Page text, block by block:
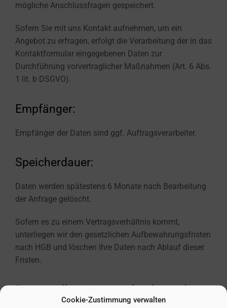
Cookie-Zustimmung verwalten
mögliche Anschlussfragen gespeichert.
Sofern Sie mit uns Kontakt aufnehmen, um ein
Angebot zu erfragen, erfolgt die Verarbeitung der in das
Kontaktformular eingegebenen Daten zur
Durchführung vorvertraglicher Maßnahmen (Art. 6 Abs.
1 lit. b DSGVO).
Empfänger:
Empfänger der Daten sind ggf. Auftragsverarbeiter.
Speicherdauer:
Daten werden spätestens 6 Monate nach Bearbeitung
der Anfrage gelöscht.
Sofern es zu einem Vertragsverhältnis kommt,
unterliegen wir den gesetzlichen Aufbewahrungsfristen
nach HGB und löschen Ihre Daten nach Ablauf dieser
Fristen.
Bereitstellung vorgeschrieben oder